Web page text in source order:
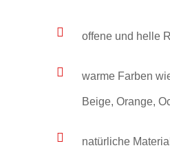
offene und helle
warme Farben
Beige, Orange,
natürliche